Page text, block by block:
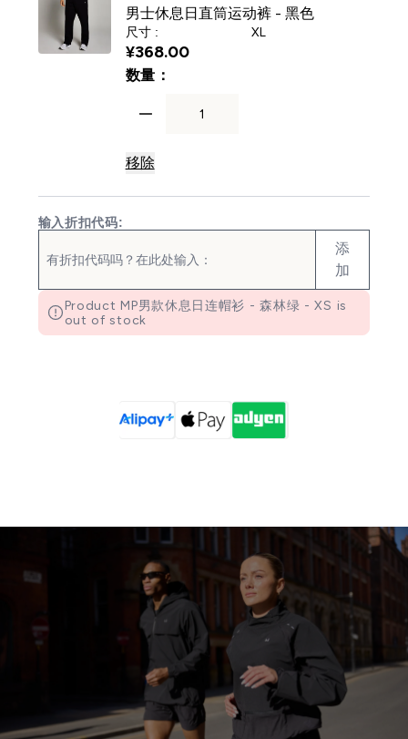
男士休息日直筒运动裤 - 黑色
尺寸 : XL
¥368.00‎
数量：
移除
输入折扣代码:
添
加
Product MP男款休息日连帽衫 - 森林绿 - XS is
out of stock